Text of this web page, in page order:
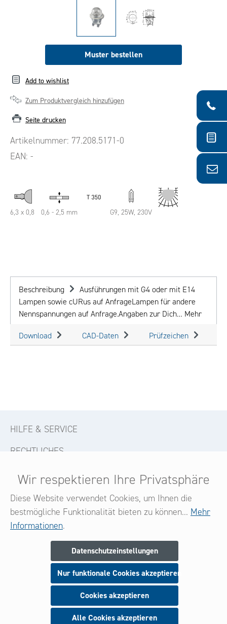
Muster bestellen
Add to wishlist
Zum Produktvergleich hinzufügen
Seite drucken
Artikelnummer: 77.208.5171-0
EAN: -
6,3 x 0,8 0,6 - 2,5 mm G9, 25W, 230V
Beschreibung
Ausführungen mit G4 oder mit E14
Lampen sowie cURus auf AnfrageLampen für andere
Nennspannungen auf Anfrage.Angaben zur Dich… Mehr
Download CAD-Daten Prüfzeichen
HILFE & SERVICE
RECHTLICHES
KONTAKT
FOLGE UNS
Melden Sie sich jetzt zu unserem Newsletter an
und seien Sie stets über neue Produkte und Angebote
informiert.
Wir respektieren Ihre Privatsphäre
Diese Website verwendet Cookies, um Ihnen die
bestmögliche Funktionalität bieten zu können... Mehr
Informationen.
Datenschutzeinstellungen
Nur funktionale Cookies akzeptieren
Cookies akzeptieren
Alle Cookies akzeptieren